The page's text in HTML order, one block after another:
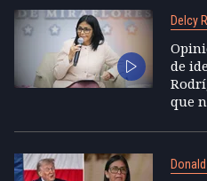
Delcy
de
que